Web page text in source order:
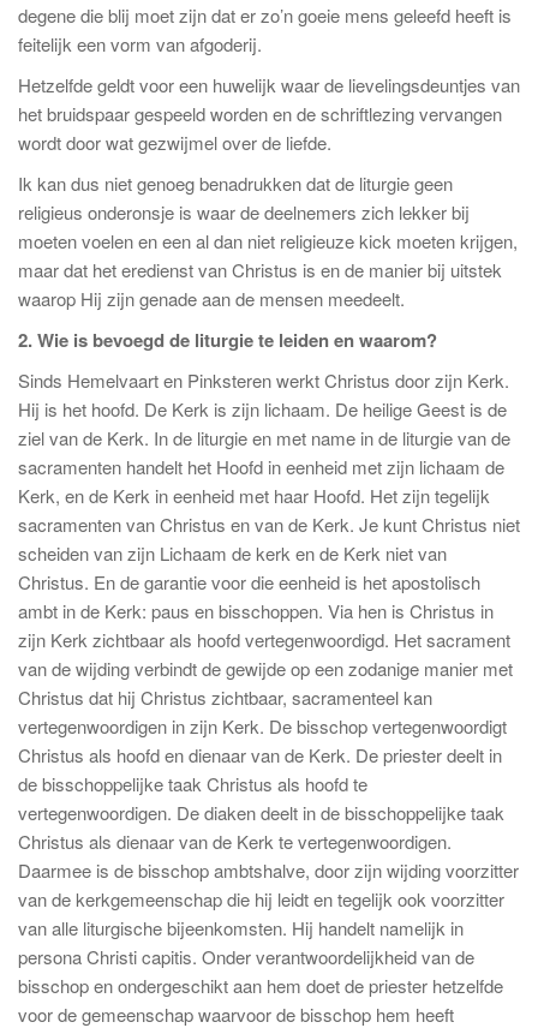
degene die blij moet zijn dat er zo’n goeie mens geleefd heeft is
feitelijk een vorm van afgoderij.
Hetzelfde geldt voor een huwelijk waar de lievelingsdeuntjes van
het bruidspaar gespeeld worden en de schriftlezing vervangen
wordt door wat gezwijmel over de liefde.
Ik kan dus niet genoeg benadrukken dat de liturgie geen
religieus onderonsje is waar de deelnemers zich lekker bij
moeten voelen en een al dan niet religieuze kick moeten krijgen,
maar dat het eredienst van Christus is en de manier bij uitstek
waarop Hij zijn genade aan de mensen meedeelt.
2. Wie is bevoegd de liturgie te leiden en waarom?
Sinds Hemelvaart en Pinksteren werkt Christus door zijn Kerk.
Hij is het hoofd. De Kerk is zijn lichaam. De heilige Geest is de
ziel van de Kerk. In de liturgie en met name in de liturgie van de
sacramenten handelt het Hoofd in eenheid met zijn lichaam de
Kerk, en de Kerk in eenheid met haar Hoofd. Het zijn tegelijk
sacramenten van Christus en van de Kerk. Je kunt Christus niet
scheiden van zijn Lichaam de kerk en de Kerk niet van
Christus. En de garantie voor die eenheid is het apostolisch
ambt in de Kerk: paus en bisschoppen. Via hen is Christus in
zijn Kerk zichtbaar als hoofd vertegenwoordigd. Het sacrament
van de wijding verbindt de gewijde op een zodanige manier met
Christus dat hij Christus zichtbaar, sacramenteel kan
vertegenwoordigen in zijn Kerk. De bisschop vertegenwoordigt
Christus als hoofd en dienaar van de Kerk. De priester deelt in
de bisschoppelijke taak Christus als hoofd te
vertegenwoordigen. De diaken deelt in de bisschoppelijke taak
Christus als dienaar van de Kerk te vertegenwoordigen.
Daarmee is de bisschop ambtshalve, door zijn wijding voorzitter
van de kerkgemeenschap die hij leidt en tegelijk ook voorzitter
van alle liturgische bijeenkomsten. Hij handelt namelijk in
persona Christi capitis. Onder verantwoordelijkheid van de
bisschop en ondergeschikt aan hem doet de priester hetzelfde
voor de gemeenschap waarvoor de bisschop hem heeft